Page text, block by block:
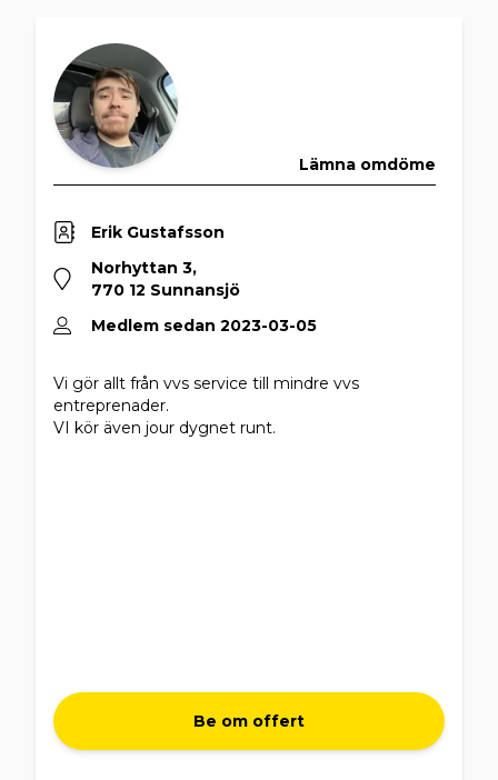
Lämna omdöme
Erik Gustafsson
Norhyttan 3,
770 12 Sunnansjö
Medlem sedan 2023-03-05
Vi gör allt från vvs service till mindre vvs
entreprenader.
VI kör även jour dygnet runt.
Be om offert